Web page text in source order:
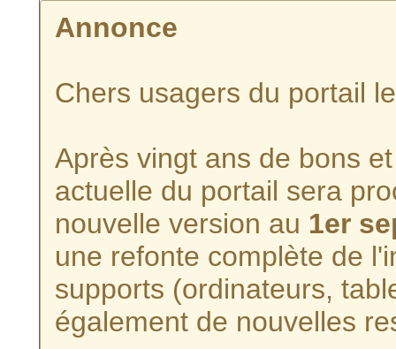
Annonce
Chers usagers du portail
Après vingt ans de bons
actuelle du portail sera
nouvelle version au 1er
une refonte complète de
supports (ordinateurs,
également de nouvelles